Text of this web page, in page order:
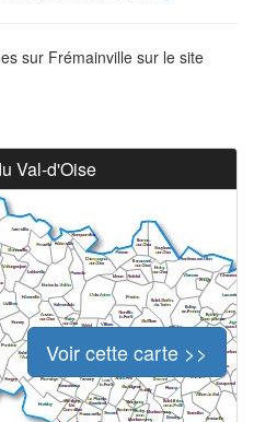
sur Frémainville sur le site
Val-d'Oise
Voir cette carte >>